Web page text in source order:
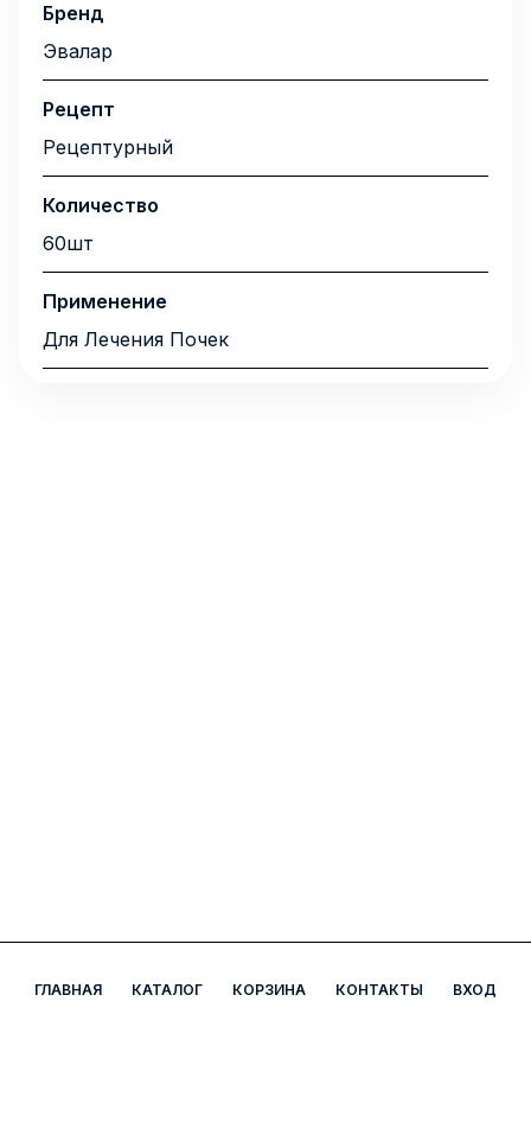
Бренд
Эвалар
Рецепт
Рецептурный
Количество
60шт
Применение
Для Лечения Почек
ГЛАВНАЯ КАТАЛОГ КОРЗИНА КОНТАКТЫ ВХОД